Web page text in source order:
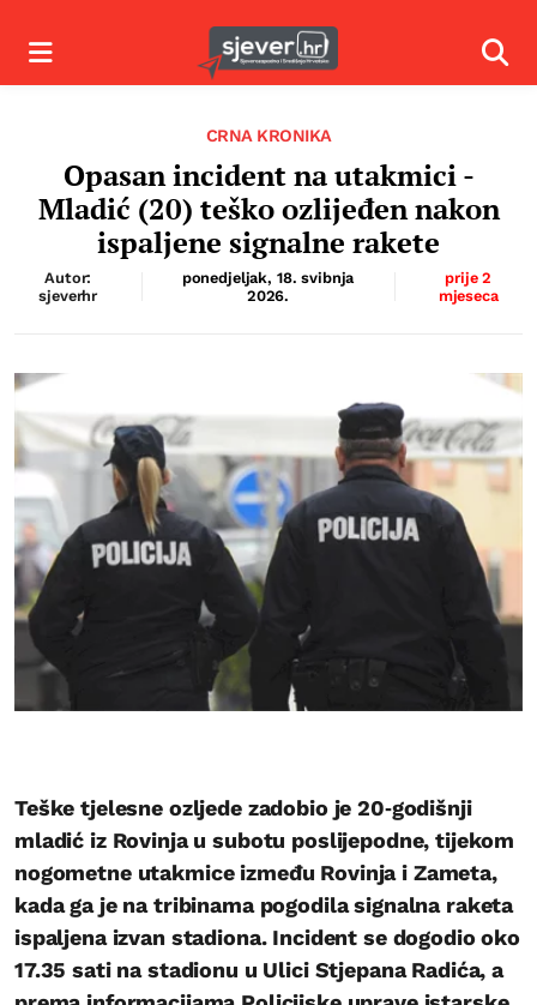
Izbornik
CRNA KRONIKA
Opasan incident na utakmici -
Mladić (20) teško ozlijeđen nakon
ispaljene signalne rakete
Autor:
sjeverhr
ponedjeljak, 18. svibnja
2026.
prije 2
mjeseca
Teške tjelesne ozljede zadobio je 20‑godišnji
mladić iz Rovinja u subotu poslijepodne, tijekom
nogometne utakmice između Rovinja i Zameta,
kada ga je na tribinama pogodila signalna raketa
ispaljena izvan stadiona. Incident se dogodio oko
17.35 sati na stadionu u Ulici Stjepana Radića, a